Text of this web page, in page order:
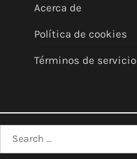
Acerca de
Política de cookies
Términos de servicio